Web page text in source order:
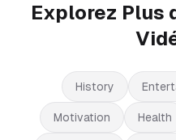
Explorez Plus
History
Motivation Health